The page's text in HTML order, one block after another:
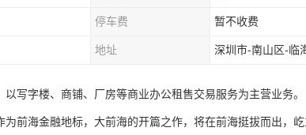
停车费 暂不收费
地址 深圳市-南山区-临
写字楼、商铺、厂房等商业办公租售交易服务为主营业务。
前海金融地标，大前海的开篇之作，将在前海挺拔而出，